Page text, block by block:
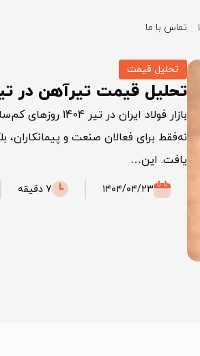
تماس با ما
تحلیل قیمت
تحلیل قیمت تیرآهن در تیر
نه‌فقط برای فعالان صنعت و
یافت. این…
۱۴۰۴/۰۴/۲۳ 7 دقیقه